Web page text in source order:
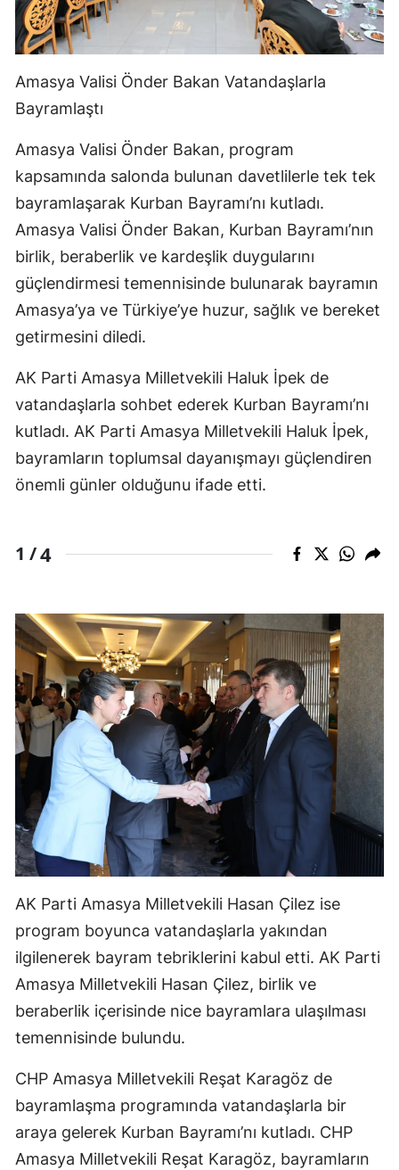
Amasya Valisi Önder Bakan Vatandaşlarla
Bayramlaştı
Amasya Valisi Önder Bakan, program
kapsamında salonda bulunan davetlilerle tek tek
bayramlaşarak Kurban Bayramı’nı kutladı.
Amasya Valisi Önder Bakan, Kurban Bayramı’nın
birlik, beraberlik ve kardeşlik duygularını
güçlendirmesi temennisinde bulunarak bayramın
Amasya’ya ve Türkiye’ye huzur, sağlık ve bereket
getirmesini diledi.
AK Parti Amasya Milletvekili Haluk İpek de
vatandaşlarla sohbet ederek Kurban Bayramı’nı
kutladı. AK Parti Amasya Milletvekili Haluk İpek,
bayramların toplumsal dayanışmayı güçlendiren
önemli günler olduğunu ifade etti.
1 /4
AK Parti Amasya Milletvekili Hasan Çilez ise
program boyunca vatandaşlarla yakından
ilgilenerek bayram tebriklerini kabul etti. AK Parti
Amasya Milletvekili Hasan Çilez, birlik ve
beraberlik içerisinde nice bayramlara ulaşılması
temennisinde bulundu.
CHP Amasya Milletvekili Reşat Karagöz de
bayramlaşma programında vatandaşlarla bir
araya gelerek Kurban Bayramı’nı kutladı. CHP
Amasya Milletvekili Reşat Karagöz, bayramların